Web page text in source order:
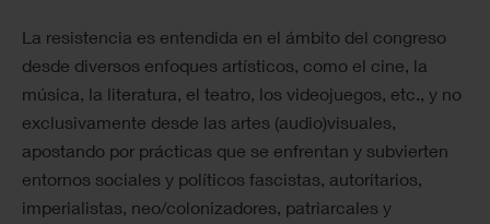
La resistencia es entendida en el ámbito del congreso
desde diversos enfoques artísticos, como el cine, la
música, la literatura, el teatro, los videojuegos, etc., y no
exclusivamente desde las artes (audio)visuales,
apostando por prácticas que se enfrentan y subvierten
entornos sociales y políticos fascistas, autoritarios,
imperialistas, neo/colonizadores, patriarcales y